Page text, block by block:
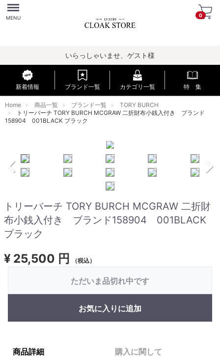
Menu
MENU 0
いらっしゃいませ、ゲスト様
新着情報 ブランド一覧 カテゴリ一覧 特 集
Home 商品一覧 ブランド一覧
TORY BURCH
トリーバーチ TORY BURCH MCGRAW 二折財布小銭入付き ブランド
158904 001BLACK ブラック
トリーバーチ TORY BURCH MCGRAW 二折財
布小銭入付き ブランド158904 001BLACK
ブラック
¥ 25,500 円 （税込）
ただいま品切れ中です
お気に入りに追加
商品詳細 購入に関して